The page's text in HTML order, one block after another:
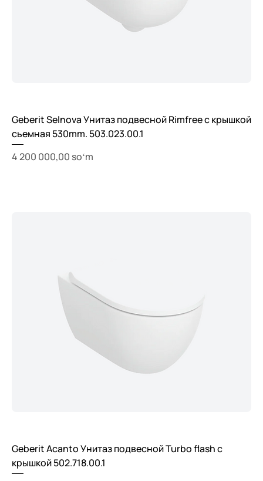
Geberit Selnova Унитаз подвесной Rimfree с крышкой
сьемная 530mm. 503.023.00.1
Price
4 200 000,00 soʻm
Geberit Acanto Унитаз подвесной Turbo flash с
крышкой 502.718.00.1